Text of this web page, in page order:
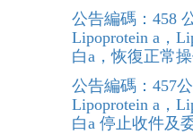
公告編碼：458
Lipoprotein a，
白a，恢復正常
公告編碼：457
Lipoprotein a，
白a 停止收件及